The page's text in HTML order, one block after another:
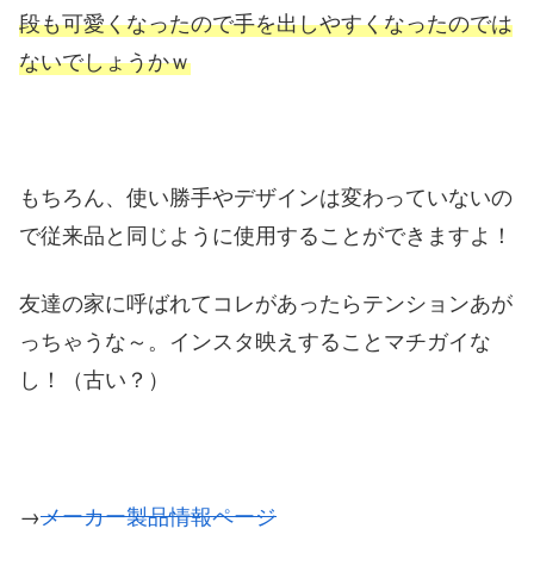
段も可愛くなったので手を出しやすくなったのでは
ないでしょうかｗ
もちろん、使い勝手やデザインは変わっていないの
で従来品と同じように使用することができますよ！
友達の家に呼ばれてコレがあったらテンションあが
っちゃうな～。インスタ映えすることマチガイな
し！（古い？）
→メーカー製品情報ページ